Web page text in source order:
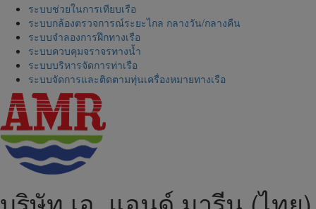
ระบบช่วยในการเทียบเรือ
ระบบกล้องตรวจการณ์ระยะไกล กลางวัน/กลางคืน
ระบบจำลองการฝึกทางเรือ
ระบบควบคุมจราจรทางน้ำ
ระบบบริหารจัดการท่าเรือ
ระบบจัดการและติดตามทุ่นเครื่องหมายทางเรือ